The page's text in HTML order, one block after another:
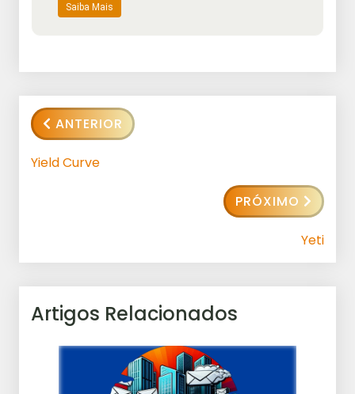
Saiba Mais
ANTERIOR
Yield Curve
PRÓXIMO
Yeti
Artigos Relacionados